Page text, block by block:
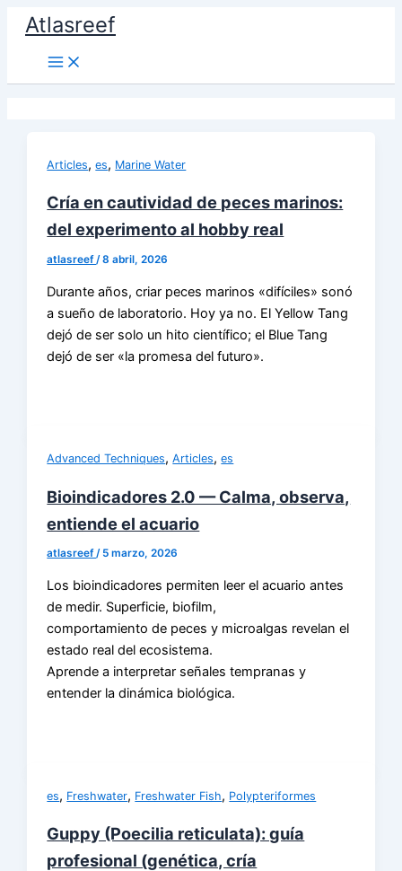
contenido
Atlasreef
Articles,es, Marine Water
Cría en cautividad de peces marinos:
del experimento al hobby real
atlasreef/8 abril, 2026
Durante años, criar peces marinos «difíciles» sonó
a sueño de laboratorio. Hoy ya no. El Yellow Tang
dejó de ser solo un hito científico; el Blue Tang
dejó de ser «la promesa del futuro».
Advanced Techniques,Articles,es
Bioindicadores 2.0 — Calma, observa,
entiende el acuario
atlasreef/ 5 marzo, 2026
Los bioindicadores permiten leer el acuario antes
de medir. Superficie, biofilm,
comportamiento de peces y microalgas revelan el
estado real del ecosistema.
Aprende a interpretar señales tempranas y
entender la dinámica biológica.
es, Freshwater, Freshwater Fish, Polypteriformes
Guppy (Poecilia reticulata): guía
profesional (genética, cría